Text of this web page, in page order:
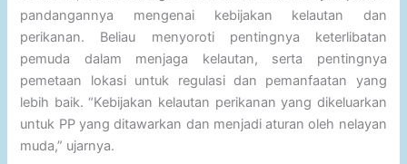
pandangannya mengenai kebijakan kelautan dan
perikanan. Beliau menyoroti pentingnya keterlibatan
pemuda dalam menjaga kelautan, serta pentingnya
pemetaan lokasi untuk regulasi dan pemanfaatan yang
lebih baik. “Kebijakan kelautan perikanan yang dikeluarkan
untuk PP yang ditawarkan dan menjadi aturan oleh nelayan
muda,” ujarnya.